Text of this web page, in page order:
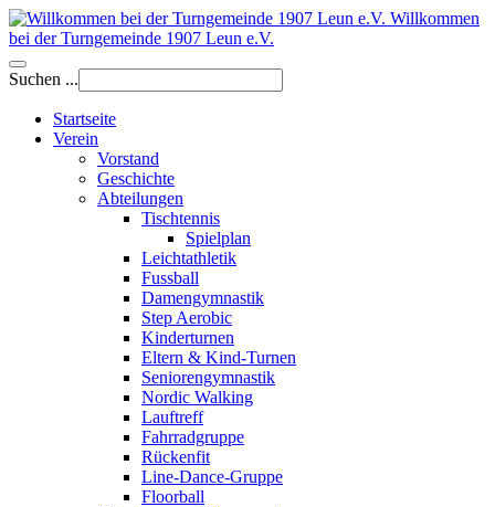
Willkommen
bei der Turngemeinde 1907 Leun e.V.
Suchen ...
Startseite
Verein
Vorstand
Geschichte
Abteilungen
Tischtennis
Spielplan
Leichtathletik
Fussball
Damengymnastik
Step Aerobic
Kinderturnen
Eltern & Kind-Turnen
Seniorengymnastik
Nordic Walking
Lauftreff
Fahrradgruppe
Rückenfit
Line-Dance-Gruppe
Floorball